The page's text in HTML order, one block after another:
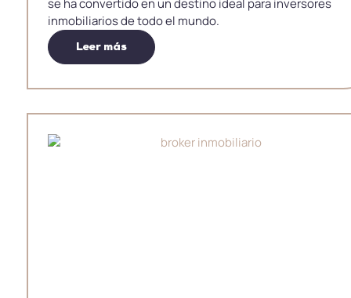
se ha convertido en un destino ideal para inversores
inmobiliarios de todo el mundo.
Leer más